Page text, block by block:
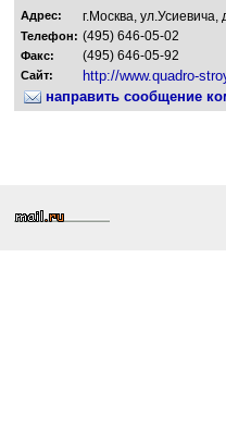
Адрес:
г.Москва, ул.Усиевича,
Телефон: (495) 646-05-02
Факс: (495) 646-05-92
Сайт:
http://www.quadro-
направить сообщение